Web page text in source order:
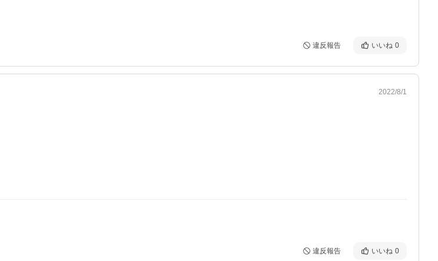
違反報告 いいね 0
2022/8/1
違反報告 いいね 0